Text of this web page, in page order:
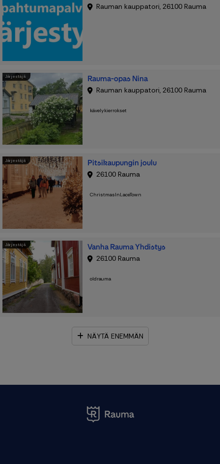
Rauman kauppatori, 26100 Rauma
Järjestäjä Rauma-opas Nina
Rauman kauppatori, 26100 Rauma
kävelykierrokset
Järjestäjä Pitsikaupungin joulu
26100 Rauma
ChristmasInLaceTown
Järjestäjä Vanha Rauma Yhdistys
26100 Rauma
oldrauma
NÄYTÄ ENEMMÄN